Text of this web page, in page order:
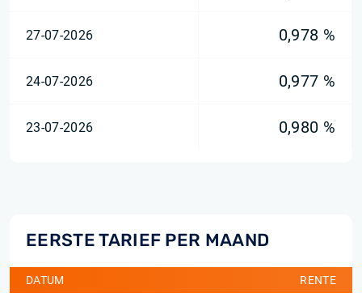
27-07-2026 0,978 %
24-07-2026 0,977 %
23-07-2026 0,980 %
EERSTE TARIEF PER MAAND
DATUM RENTE